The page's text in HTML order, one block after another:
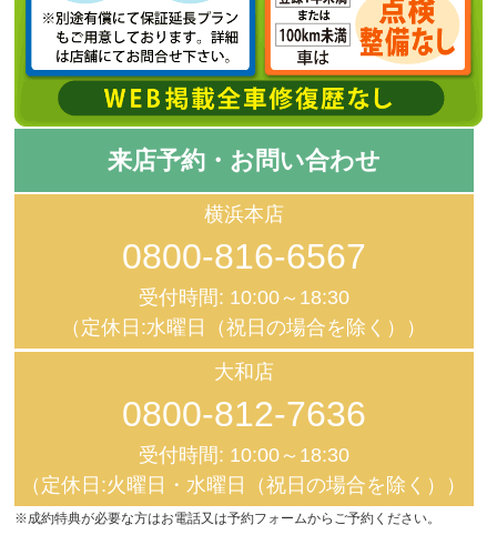
来店予約・お問い合わせ
横浜本店
0800-816-6567
受付時間: 10:00～18:30
（定休日:水曜日（祝日の場合を除く））
大和店
0800-812-7636
受付時間: 10:00～18:30
（定休日:火曜日・水曜日（祝日の場合を除く））
※成約特典が必要な方はお電話又は予約フォームからご予約ください。